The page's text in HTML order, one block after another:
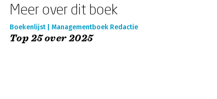
Meer over dit boek
Boekenlijst | Managementboek Redactie
Top 25 over 2025